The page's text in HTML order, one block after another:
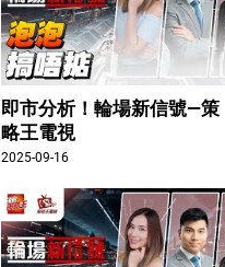
即市分析！輪場新信號—策
略王電視
2025-09-16